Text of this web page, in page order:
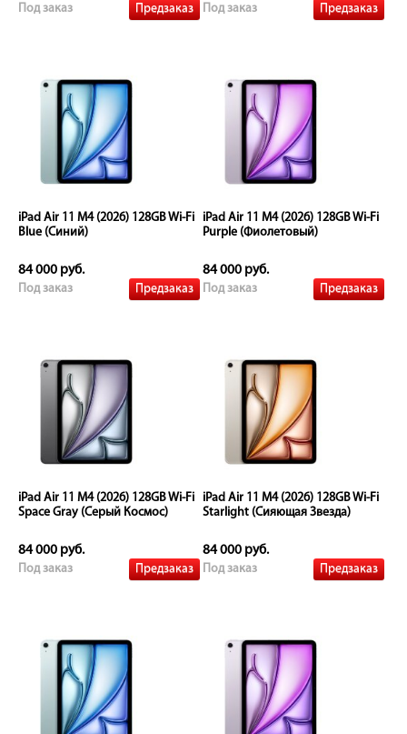
Под заказ Предзаказ Под заказ Предзаказ
iPad Air 11 M4 (2026) 128GB Wi-Fi
Blue (Синий)
84 000 руб.
Под заказ Предзаказ
iPad Air 11 M4 (2026) 128GB Wi-Fi
Purple (Фиолетовый)
84 000 руб.
Под заказ Предзаказ
iPad Air 11 M4 (2026) 128GB Wi-Fi
Space Gray (Серый Космос)
84 000 руб.
Под заказ Предзаказ
iPad Air 11 M4 (2026) 128GB Wi-Fi
Starlight (Сияющая Звезда)
84 000 руб.
Под заказ Предзаказ